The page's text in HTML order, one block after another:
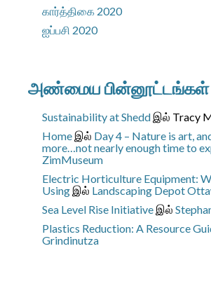
கார்த்திகை 2020
ஐப்பசி 2020
அண்மைய பின்னூட்டங்கள்
Sustainability at Shedd இல் Tracy
Home இல் Day 4 – Nature is art,
more…not nearly enough time to
ZimMuseum
Electric Horticulture Equipment:
Using இல் Landscaping Depot
Sea Level Rise Initiative இல்
Plastics Reduction: A Resource
Grindinutza